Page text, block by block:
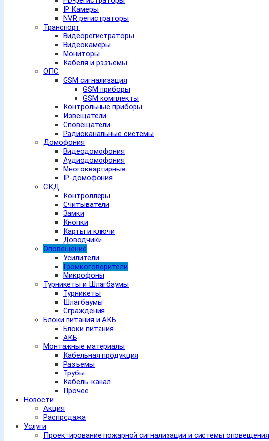
IP Камеры
NVR регистраторы
Транспорт
Видеорегистраторы
Видеокамеры
Мониторы
Кабеля и разъемы
ОПС
GSM сигнализация
GSM приборы
GSM комплекты
Контрольные приборы
Извещатели
Оповещатели
Радиоканальные системы
Домофония
Видеодомофония
Аудиодомофония
Многоквартирные
IP-домофония
СКД
Контроллеры
Считыватели
Замки
Кнопки
Карты и ключи
Доводчики
Оповещение
Усилители
Громкоговорители
Микрофоны
Турникеты и Шлагбаумы
Турникеты
Шлагбаумы
Ограждения
Блоки питания и АКБ
Блоки питания
АКБ
Монтажные материалы
Кабельная продукция
Разъемы
Трубы
Кабель-канал
Прочее
Новости
Акция
Распродажа
Услуги
Проектирование пожарной сигнализации и системы оповещения